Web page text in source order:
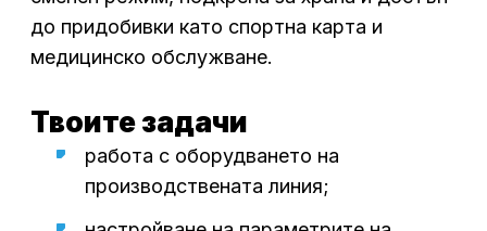
до придобивки като спортна карта и
медицинско обслужване.
Твоите задачи
работа с оборудването на
производствената линия;